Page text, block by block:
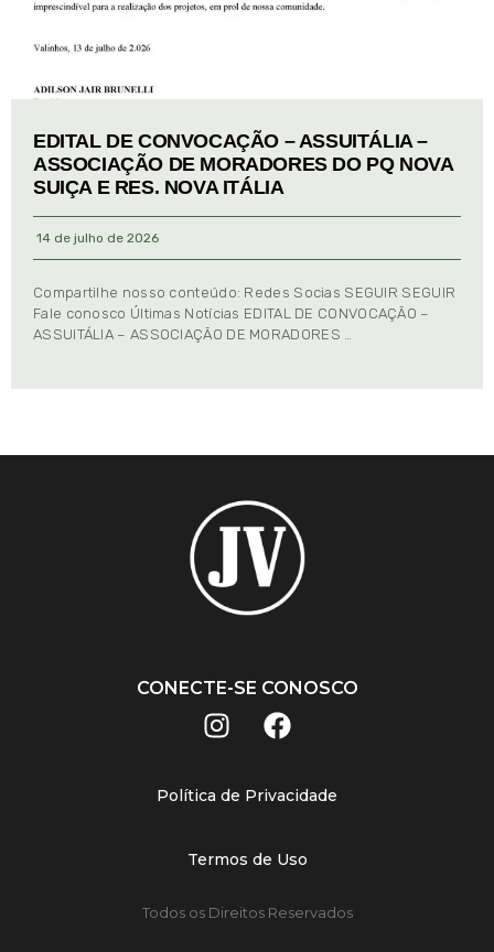
EDITAL DE CONVOCAÇÃO – ASSUITÁLIA –
ASSOCIAÇÃO DE MORADORES DO PQ NOVA
SUIÇA E RES. NOVA ITÁLIA
14 de julho de 2026
Compartilhe nosso conteúdo: Redes Socias SEGUIR SEGUIR
Fale conosco Últimas Notícias EDITAL DE CONVOCAÇÃO –
ASSUITÁLIA – ASSOCIAÇÃO DE MORADORES …
CONECTE-SE CONOSCO
Política de Privacidade
Termos de Uso
Todos os Direitos Reservados